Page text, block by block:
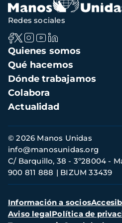
Navegación
principal
Quienes somos
Qué hacemos
Dónde trabajamos
Colabora
Actualidad
Redes sociales
Información
de
contacto
© 2026 Manos Unidas
C/ Barquillo, 38 - 3º28004 -
900 811 888
BIZUM 33439
info@manosunidas.org
Menú
secundario
Información a socios
Aviso legalPolítica de